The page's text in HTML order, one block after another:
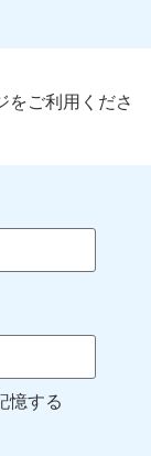
をご利用くださ
憶する